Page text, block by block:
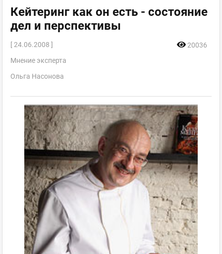
Кейтеринг как он есть - состояние
дел и перспективы
[ 24.06.2008 ]
20036
Мнение эксперта
Ольга Насонова